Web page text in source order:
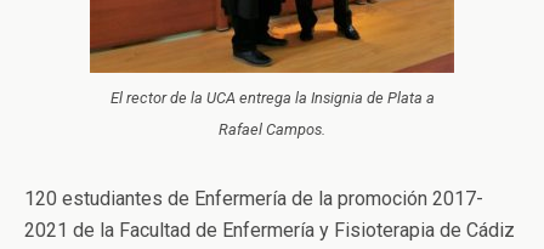
El rector de la UCA entrega la Insignia de Plata a
Rafael Campos.
120 estudiantes de Enfermería de la promoción 2017-
2021 de la Facultad de Enfermería y Fisioterapia de Cádiz